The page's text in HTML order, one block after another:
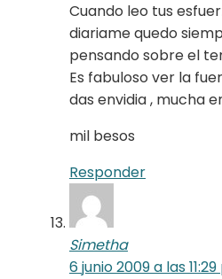
Cuando leo tus
diariame quedo
pensando sobre el
Es fabuloso ver la
das envidia , mucha
mil besos
Responder
Simetha
6 junio 2009 a las